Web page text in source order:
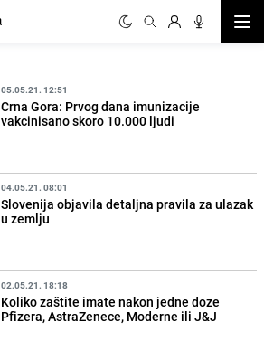
05.05.21. 12:51
Crna Gora: Prvog dana imunizacije
vakcinisano skoro 10.000 ljudi
04.05.21. 08:01
Slovenija objavila detaljna pravila za ulazak
u zemlju
02.05.21. 18:18
Koliko zaštite imate nakon jedne doze
Pfizera, AstraZenece, Moderne ili J&J